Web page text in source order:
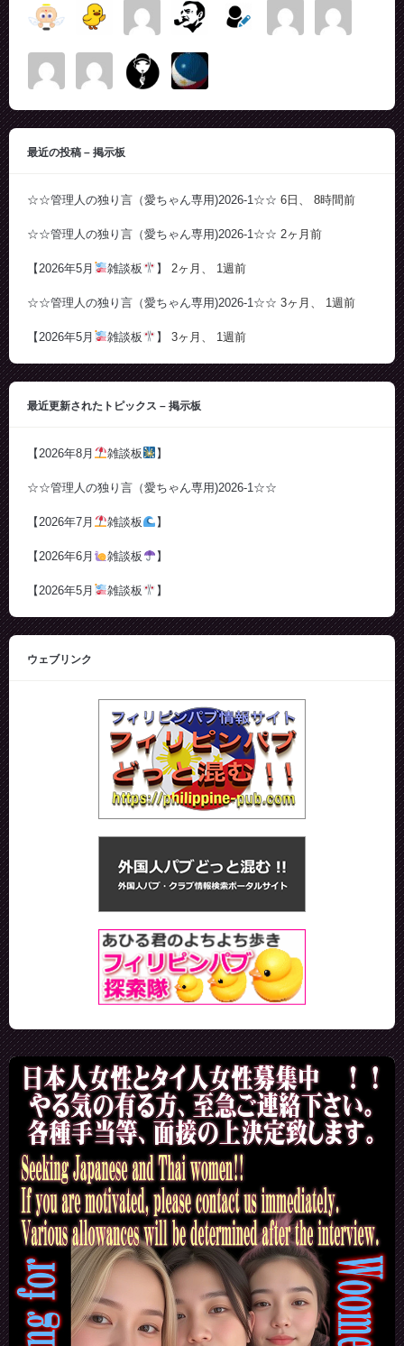
最近の投稿 – 掲示板
☆☆管理人の独り言（愛ちゃん専用)2026-1☆☆ 6日、 8時間前
☆☆管理人の独り言（愛ちゃん専用)2026-1☆☆ 2ヶ月前
【2026年5月 雑談板 】 2ヶ月、 1週前
☆☆管理人の独り言（愛ちゃん専用)2026-1☆☆ 3ヶ月、 1週前
【2026年5月 雑談板 】 3ヶ月、 1週前
最近更新されたトピックス – 掲示板
【2026年8月 雑談板 】
☆☆管理人の独り言（愛ちゃん専用)2026-1☆☆
【2026年7月 雑談板 】
【2026年6月 雑談板 】
【2026年5月 雑談板 】
ウェブリンク